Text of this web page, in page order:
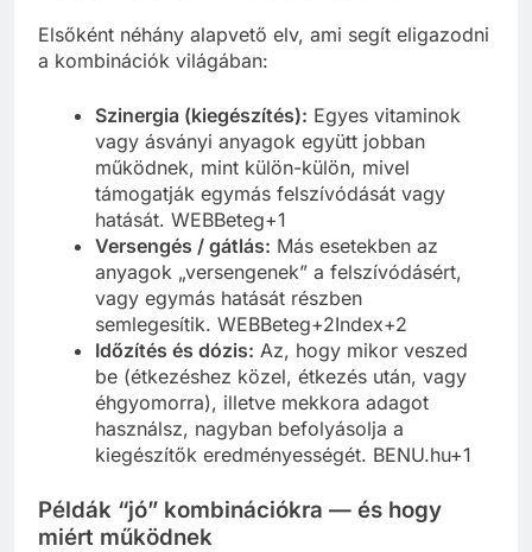
Elsőként néhány alapvető elv, ami segít eligazodni
a kombinációk világában:
Szinergia (kiegészítés): Egyes vitaminok
vagy ásványi anyagok együtt jobban
működnek, mint külön-külön, mivel
támogatják egymás felszívódását vagy
hatását. WEBBeteg+1
Versengés / gátlás: Más esetekben az
anyagok „versengenek” a felszívódásért,
vagy egymás hatását részben
semlegesítik. WEBBeteg+2Index+2
Időzítés és dózis: Az, hogy mikor veszed
be (étkezéshez közel, étkezés után, vagy
éhgyomorra), illetve mekkora adagot
használsz, nagyban befolyásolja a
kiegészítők eredményességét. BENU.hu+1
Példák “jó” kombinációkra — és hogy
miért működnek